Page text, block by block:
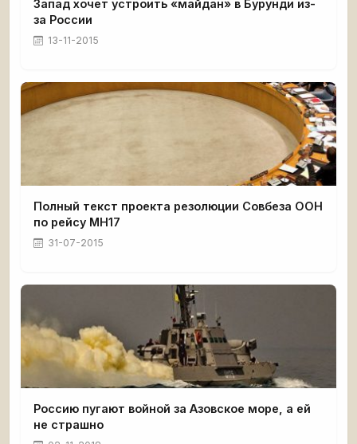
Запад хочет устроить «майдан» в Бурунди из-
за России
13-11-2015
Полный текст проекта резолюции Совбеза ООН
по рейсу MH17
31-07-2015
Россию пугают войной за Азовское море, а ей
не страшно